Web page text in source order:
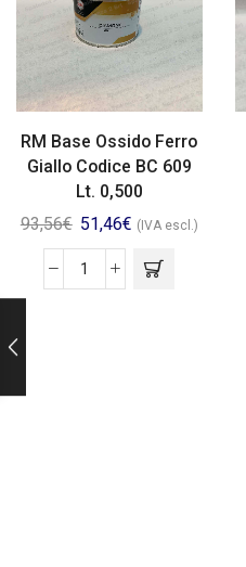
RM Base Ossido Ferro
Giallo Codice BC 609
Lt. 0,500
93,56€ 51,46€ (IVA escl.)